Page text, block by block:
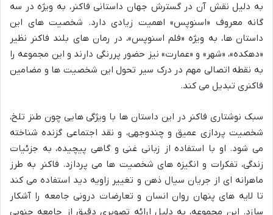
به دلیل نقش آن در گسترش جهان داستانی فاکنر، به ویژه در سه
گانه معروف «اسنوپس» اهمیت زیادی دارد. شخصیت های این
داستان ها، به ویژه «فلم اسنوپس»، در رمان های بلند فاکنر نظیر
«دهکده»، «شهر» و «عمارت» نیز حضور پررنگی دارند و این مجموعه را
به نقطه اتصالی مهم در درک سیر تحول این شخصیت ها و مضامین
فاکنری تبدیل می کند.
سبک نوشتاری فاکنر در این داستان ها با ویژگی هایی چون طنز تلخ،
شخصیت پردازی عمیق و چندوجهی، و نقد اجتماعی گزنده شناخته
می شود. او با استفاده از زبانی غنی و گاهی پیچیده، به جزئیات
زندگی، تفکرات و انگیزه های شخصیت ها می پردازد. فاکنر به طرز
ماهرانه ای از جریان سیال ذهن و تغییر زاویه دید استفاده می کند
تا لایه های پنهان روان انسان و تعارضات درونی جامعه را آشکار
سازد. این مجموعه، به دلیل ارائه تصویری دقیق از جامعه جنوبی